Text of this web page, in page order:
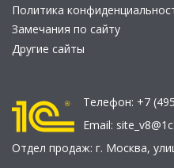
Политика
Замечания по сайту
Другие сайты
Телефон: +7
Email:
Отдел продаж: г. Москва,